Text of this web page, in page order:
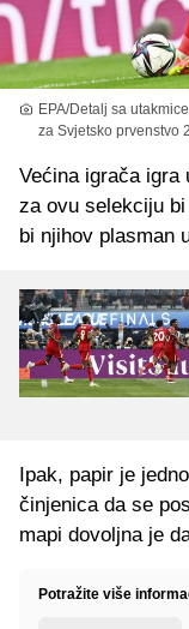
EPA/Detalj sa
za Svjetsko prvenstvo
Većina igrača igra
za ovu selekciju
bi njihov plasman
Ipak, papir je
činjenica da se
mapi dovoljna je
Potražite više